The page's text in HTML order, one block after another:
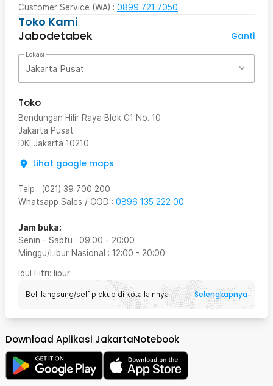
Customer Service (WA) : 0899 721 7050
Toko Kami
Jabodetabek
Ganti
Lokasi
Jakarta Pusat
Toko
Bendungan Hilir Raya Blok G1 No. 10
Jakarta Pusat
DKI Jakarta 10210
Lihat google maps
Telp : (021) 39 700 200
Whatsapp Sales / COD : 0896 135 222 00
Jam buka:
Senin - Sabtu : 09:00 - 20:00
Minggu/Libur Nasional : 12:00 - 20:00
Idul Fitri: libur
Beli langsung/self pickup di kota lainnya Selengkapnya
Download Aplikasi JakartaNotebook